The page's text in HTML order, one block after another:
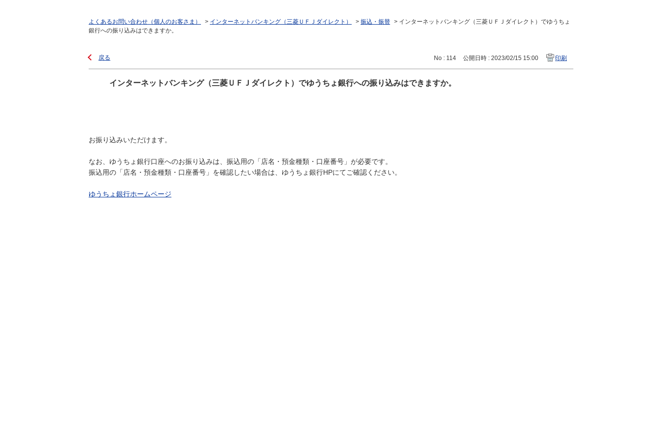
よくあるお問い合わせ（個人のお客さま） > インターネットバンキング（三菱ＵＦＪダイレクト） > 振込・振替 > インターネットバンキング（三菱ＵＦＪダイレクト）でゆうちょ
銀行への振り込みはできますか。
戻る No : 114 公開日時 : 2023/02/15 15:00 印刷
インターネットバンキング（三菱ＵＦＪダイレクト）でゆうちょ銀行への振り込みはできますか。
お振り込みいただけます。
なお、ゆうちょ銀行口座へのお振り込みは、振込用の「店名・預金種類・口座番号」が必要です。
振込用の「店名・預金種類・口座番号」を確認したい場合は、ゆうちょ銀行HPにてご確認ください。
ゆうちょ銀行ホームページ